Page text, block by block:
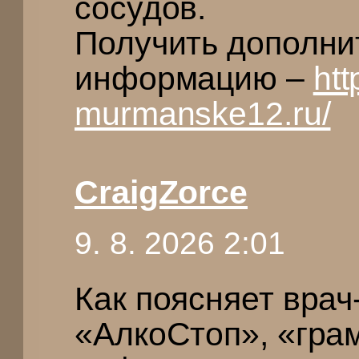
Получить
информацию –
murmanske12.ru/
CraigZorce
9. 8. 2026 2:01
Как поясняет
«АлкоСтоп»,